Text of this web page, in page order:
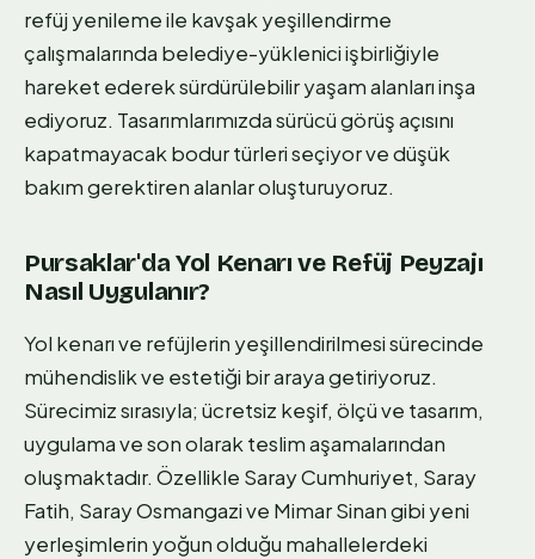
refüj yenileme ile kavşak yeşillendirme
çalışmalarında belediye-yüklenici işbirliğiyle
hareket ederek sürdürülebilir yaşam alanları inşa
ediyoruz. Tasarımlarımızda sürücü görüş açısını
kapatmayacak bodur türleri seçiyor ve düşük
bakım gerektiren alanlar oluşturuyoruz.
Pursaklar'da Yol Kenarı ve Refüj Peyzajı
Nasıl Uygulanır?
Yol kenarı ve refüjlerin yeşillendirilmesi sürecinde
mühendislik ve estetiği bir araya getiriyoruz.
Sürecimiz sırasıyla; ücretsiz keşif, ölçü ve tasarım,
uygulama ve son olarak teslim aşamalarından
oluşmaktadır. Özellikle Saray Cumhuriyet, Saray
Fatih, Saray Osmangazi ve Mimar Sinan gibi yeni
yerleşimlerin yoğun olduğu mahallelerdeki